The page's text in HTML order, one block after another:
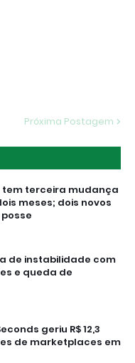
Próxima Postagem
tem terceira mudança
meses; dois novos
de instabilidade com
e queda de
geriu R$ 12,3
de marketplaces em